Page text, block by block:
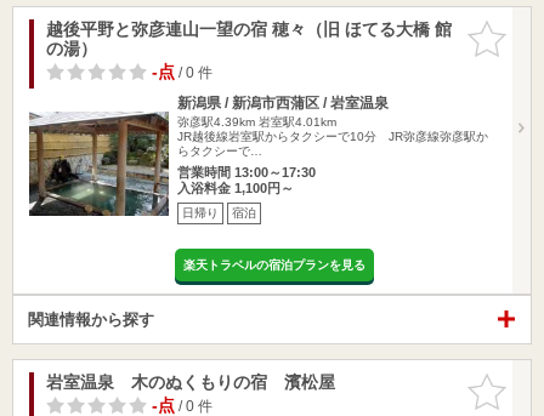
お気に入
りに追加
越後平野と弥彦連山一望の宿 穂々（旧 ほてる大橋 館
の湯）
-点/ 0 件
新潟県 / 新潟市西蒲区 / 岩室温泉
弥彦駅4.39km 岩室駅4.01km
JR越後線岩室駅からタクシーで10分 JR弥彦線弥彦駅か
らタクシーで…
営業時間 13:00～17:30
入浴料金 1,100円～
日帰り 宿泊
楽天トラベルの宿泊プランを見る
関連情報から探す
お気に入
りに追加
岩室温泉 木のぬくもりの宿 濱松屋
-点/ 0 件